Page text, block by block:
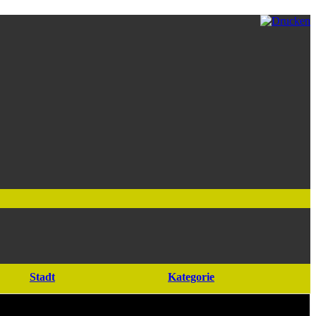
Stadt Kategorie